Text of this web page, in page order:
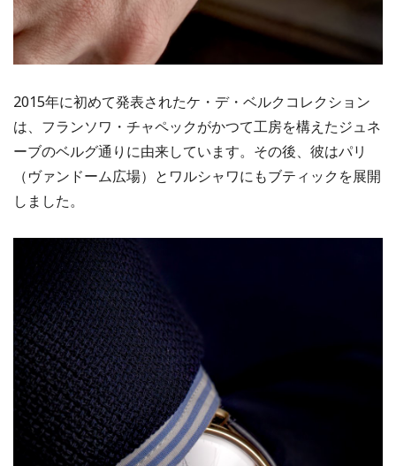
2015年に初めて発表されたケ・デ・ベルクコレクション
は、フランソワ・チャペックがかつて工房を構えたジュネ
ーブのベルグ通りに由来しています。その後、彼はパリ
（ヴァンドーム広場）とワルシャワにもブティックを展開
しました。